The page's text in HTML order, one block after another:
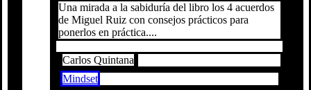
Una mirada a la sabiduría del libro los 4 acuerdos
de Miguel Ruiz con consejos prácticos para
ponerlos en práctica....
Carlos Quintana
Mindset